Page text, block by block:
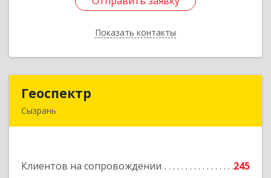
Показать контакты
Назад
Геоспектр
Сызрань
Клиентов на сопровождении
245
Подробнее